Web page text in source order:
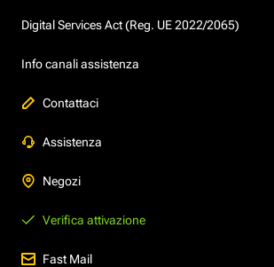
Digital Services Act (Reg. UE 2022/2065)
Info canali assistenza
Contattaci
Assistenza
Negozi
Verifica attivazione
Fast Mail